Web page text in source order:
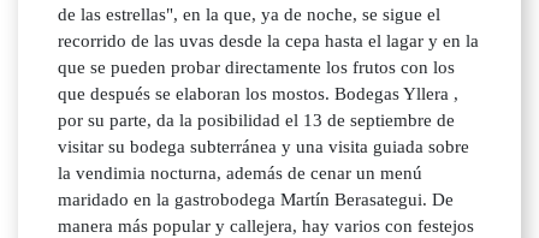
de las estrellas", en la que, ya de noche, se sigue el
recorrido de las uvas desde la cepa hasta el lagar y en la
que se pueden probar directamente los frutos con los
que después se elaboran los mostos. Bodegas Yllera ,
por su parte, da la posibilidad el 13 de septiembre de
visitar su bodega subterránea y una visita guiada sobre
la vendimia nocturna, además de cenar un menú
maridado en la gastrobodega Martín Berasategui. De
manera más popular y callejera, hay varios con festejos